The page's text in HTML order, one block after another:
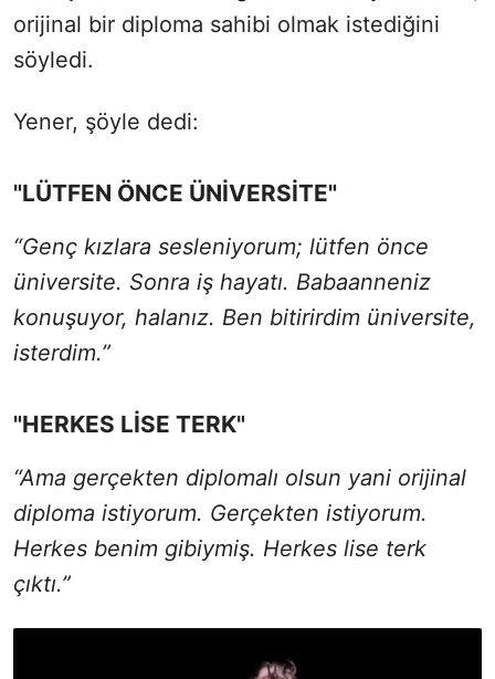
orijinal bir diploma sahibi olmak istediğini
söyledi.
Yener, şöyle dedi:
"LÜTFEN ÖNCE ÜNİVERSİTE"
“Genç kızlara sesleniyorum; lütfen önce
üniversite. Sonra iş hayatı. Babaanneniz
konuşuyor, halanız. Ben bitirirdim üniversite,
isterdim.”
"HERKES LİSE TERK"
“Ama gerçekten diplomalı olsun yani orijinal
diploma istiyorum. Gerçekten istiyorum.
Herkes benim gibiymiş. Herkes lise terk
çıktı.”